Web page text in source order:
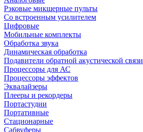
Рэковые микшерные пульты
Со встроенным усилителем
Цифровые
Мобильные комплекты
Обработка звука
Динамическая обработка
Подавители обратной акустической связи
Процессоры для АС
Процессоры эффектов
Эквалайзеры
Плееры и рекордеры
Портастудии
Портативные
Стационарные
Сабвуферы